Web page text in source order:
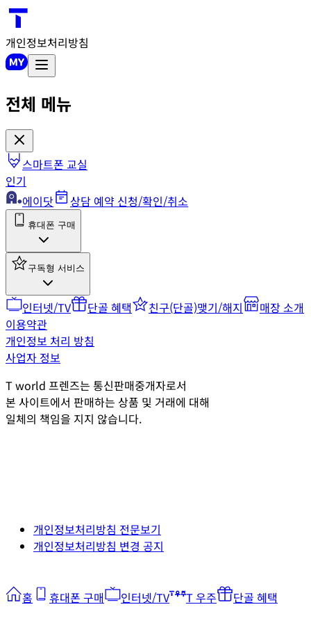
개인정보처리방침
전체 메뉴
스마트폰 교실
인기
에이닷
상담 예약 신청/확인/취소
휴대폰 구매
구독형 서비스
인터넷/TV 단골 혜택 친구(단골)맺기/해지
매장 소개
이용약관
개인정보 처리 방침
사업자 정보
T world 프렌즈는 통신판매중개자로서
본 사이트에서 판매하는 상품 및 거래에 대해
일체의 책임을 지지 않습니다.
개인정보처리방침 전문보기
개인정보처리방침 변경 공지
홈 휴대폰 구매 인터넷/TV T 우주 단골 혜택